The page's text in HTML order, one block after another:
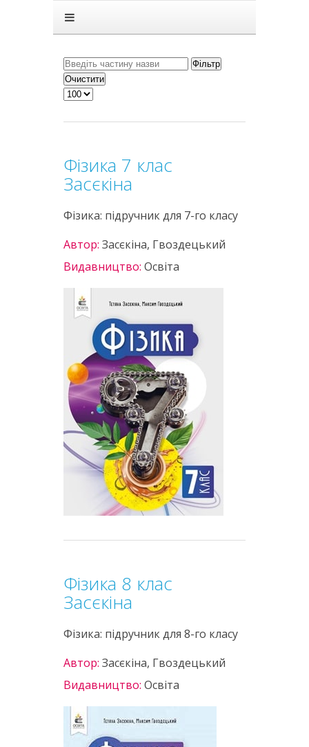
Головна
Підручники
Фільтр
Очистити
Фізика 7 клас
Засєкіна
Фізика: підручник для 7-го класу
Автор: Засєкіна, Гвоздецький
Видавництво: Освіта
Фізика 8 клас
Засєкіна
Фізика: підручник для 8-го класу
Автор: Засєкіна, Гвоздецький
Видавництво: Освіта